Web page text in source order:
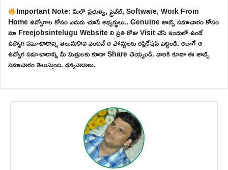
Important Note: మీలో ప్రభుత్వ, ప్రైవేట్, Software, Work From
Home ఉద్యోగాల కోసం ఎదురు చూసే అభ్యర్థులు.. Genuine జాబ్స్ సమాచారం కోసం
మా Freejobsintelugu Website ని ప్రతి రోజు Visit చేసి ఇందులో ఉండే
ఉద్యోగ సమాచారాన్ని తెలుసుకొని వెంటనే ఆ పోస్టులకు అప్లికేషన్ పెట్టండి. అలాగే ఆ
ఉద్యోగ సమాచారాన్ని మీ మిత్రులకు కూడా Share చెయ్యండి. వారికి కూడా ఈ జాబ్స్
సమాచారం తెలుస్తుంది. ధన్యవాదాలు.